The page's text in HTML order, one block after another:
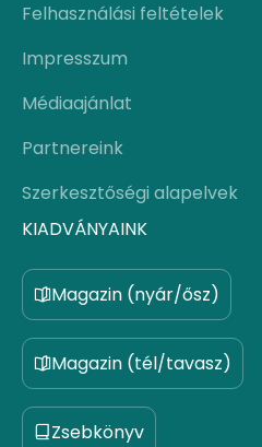
Felhasználási feltételek
Impresszum
Médiaajánlat
Partnereink
Szerkesztőségi alapelvek
KIADVÁNYAINK
Magazin (nyár/ősz)
Magazin (tél/tavasz)
Zsebkönyv